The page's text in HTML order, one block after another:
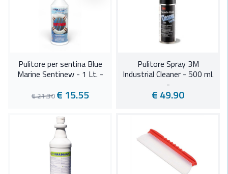
Pulitore per sentina Blue
Marine Sentinew - 1 Lt. -
€ 21.30€ 15.55
Pulitore Spray 3M
Industrial Cleaner - 500 ml.
-
€ 49.90